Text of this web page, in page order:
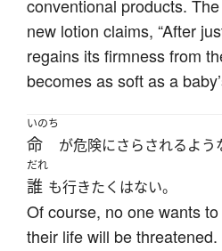
conventional products.
new lotion claims, “After
regains its firmness from
becomes as soft as a
いのち
命 が危険にさらされるよ
だれ
誰 も行きたくはない。
Of course, no one wants
their life will be threatened.